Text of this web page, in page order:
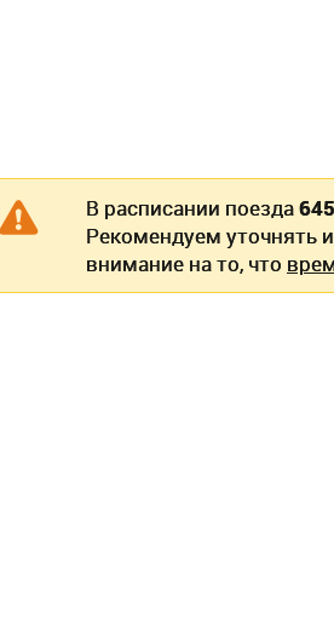
В расписании поезда
Рекомендуем уточнять
внимание на то, что